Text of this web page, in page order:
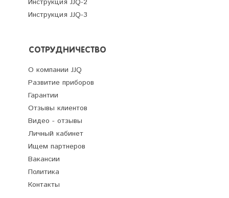
Инструкция JJQ-3
СОТРУДНИЧЕСТВО
О компании JJQ
Развитие приборов
Гарантии
Отзывы клиентов
Видео - отзывы
Личный кабинет
Ищем партнеров
Вакансии
Политика
Контакты